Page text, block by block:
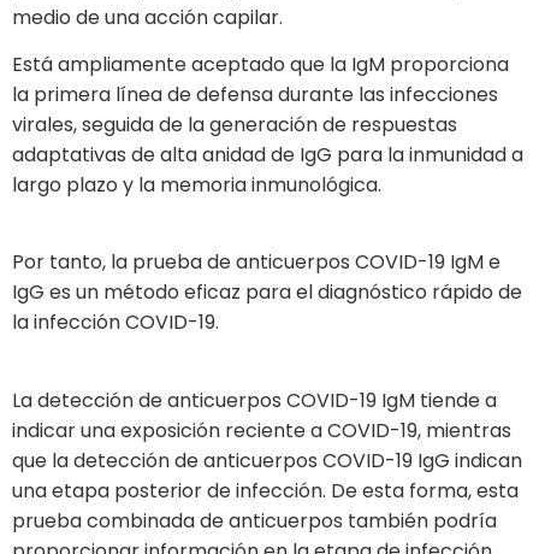
medio de una acción capilar.
Está ampliamente aceptado que la IgM proporciona
la primera línea de defensa durante las infecciones
virales, seguida de la generación de respuestas
adaptativas de alta anidad de IgG para la inmunidad a
largo plazo y la memoria inmunológica.
Por tanto, la prueba de anticuerpos COVID-19 IgM e
IgG es un método eficaz para el diagnóstico rápido de
la infección COVID-19.
La detección de anticuerpos COVID-19 IgM tiende a
indicar una exposición reciente a COVID-19, mientras
que la detección de anticuerpos COVID-19 IgG indican
una etapa posterior de infección. De esta forma, esta
prueba combinada de anticuerpos también podría